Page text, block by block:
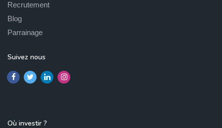
Recrutement
Blog
Parrainage
Suivez nous
Où investir ?